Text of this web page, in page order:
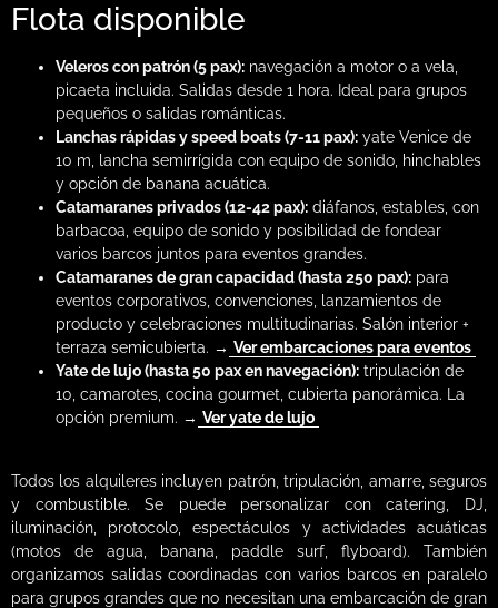
Flota disponible
Veleros con patrón (5 pax): navegación a motor o a vela,
picaeta incluida. Salidas desde 1 hora. Ideal para grupos
pequeños o salidas románticas.
Lanchas rápidas y speed boats (7-11 pax): yate Venice de
10 m, lancha semirrígida con equipo de sonido, hinchables
y opción de banana acuática.
Catamaranes privados (12-42 pax): diáfanos, estables, con
barbacoa, equipo de sonido y posibilidad de fondear
varios barcos juntos para eventos grandes.
Catamaranes de gran capacidad (hasta 250 pax): para
eventos corporativos, convenciones, lanzamientos de
producto y celebraciones multitudinarias. Salón interior +
terraza semicubierta. → Ver embarcaciones para eventos
Yate de lujo (hasta 50 pax en navegación): tripulación de
10, camarotes, cocina gourmet, cubierta panorámica. La
opción premium. → Ver yate de lujo
Todos los alquileres incluyen patrón, tripulación, amarre, seguros
y combustible. Se puede personalizar con catering, DJ,
iluminación, protocolo, espectáculos y actividades acuáticas
(motos de agua, banana, paddle surf, flyboard). También
organizamos salidas coordinadas con varios barcos en paralelo
para grupos grandes que no necesitan una embarcación de gran